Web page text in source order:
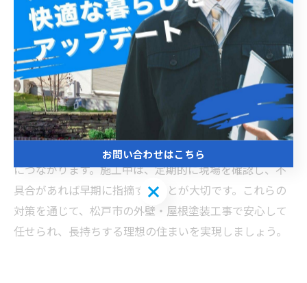
松戸市で外壁塗装や屋根塗装を行う際、トラブルを避け
るためにはいくつかのポイントを押さえることが重要で
す。まず、見積もりの内容を詳細に確認し、不明瞭な項
目や過剰な費用請求がないかをチェックしましょう。ま
た、施工業者の信頼性も大切です。松戸市で実績のある
業者を選び、口コミや評判を確認することで安心感が得
られます。さらに、契約書の内容をしっかり把握し、工
事範囲や保証内容などを明確にすることもトラブル回避
につながります。施工中は、定期的に現場を確認し、不
具合があれば早期に指摘することが大切です。これらの
対策を通じて、松戸市の外壁・屋根塗装工事で安心して
任せられ、長持ちする理想の住まいを実現しましょう。
お問い合わせはこちら
お問い合わせはこちら